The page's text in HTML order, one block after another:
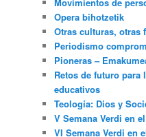
Opera bihotzetik
Otras culturas, otras
Periodismo
Pioneras –
Retos de futuro
educativos
Teología: Dios y
V Semana Verdi en
VI Semana Verdi en